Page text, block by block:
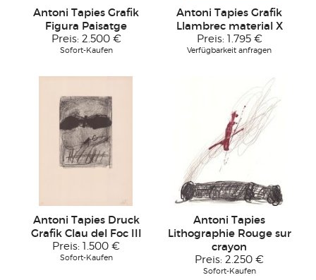
Antoni Tapies Grafik
Figura Paisatge
Preis: 2.500 €
Sofort-Kaufen
Antoni Tapies Grafik
Llambrec material X
Preis: 1.795 €
Verfügbarkeit anfragen
Antoni Tapies Druck
Grafik Clau del Foc III
Preis: 1.500 €
Sofort-Kaufen
Antoni Tapies
Lithographie Rouge sur
crayon
Preis: 2.250 €
Sofort-Kaufen